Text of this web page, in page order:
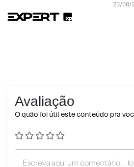
23/08/
Avaliação
O quão foi útil este conteúdo pra